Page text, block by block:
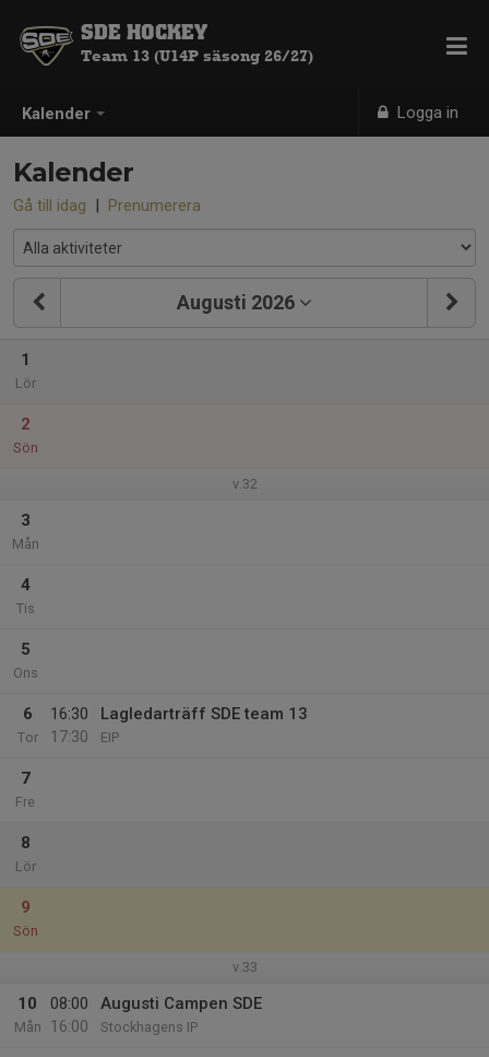
Kalender Logga in
SDE HOCKEY
Team 13 (U14P säsong 26/27)
Kalender
Gå till idag | Prenumerera
Augusti 2026
1
Lör
2
Sön
v.32
3
Mån
4
Tis
5
Ons
6
Tor
16:30
17:30
Lagledarträff SDE team 13
EIP
7
Fre
8
Lör
9
Sön
v.33
10
Mån
08:00
16:00
Augusti Campen SDE
Stockhagens IP